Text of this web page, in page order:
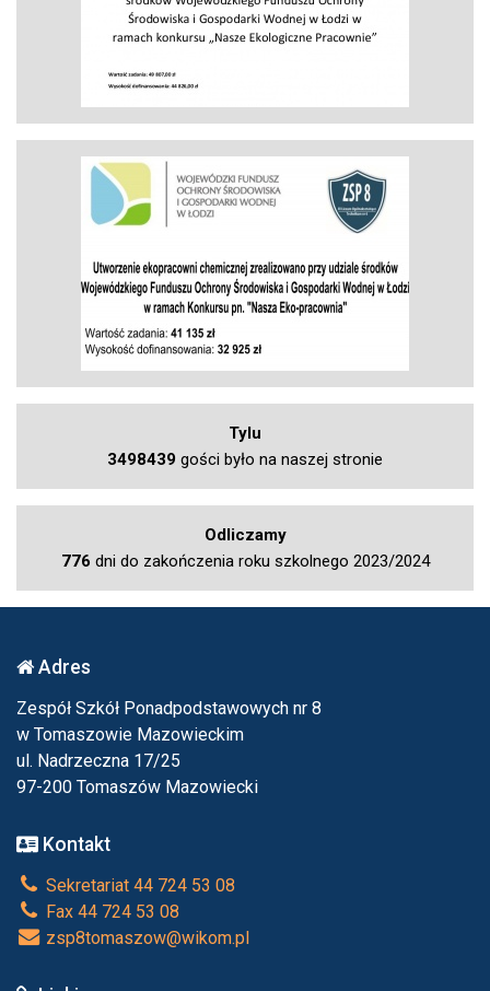
Tylu
3498439 gości było na naszej stronie
Odliczamy
776 dni do zakończenia roku szkolnego 2023/2024
Adres
Zespół Szkół Ponadpodstawowych nr 8
w Tomaszowie Mazowieckim
ul. Nadrzeczna 17/25
97-200 Tomaszów Mazowiecki
Kontakt
Sekretariat 44 724 53 08
Fax 44 724 53 08
zsp8tomaszow@wikom.pl